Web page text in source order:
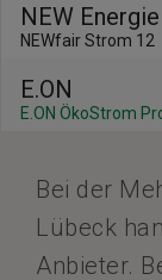
NEW Energie
NEWfair Strom 12
E.ON
E.ON ÖkoStrom
Bei der
Lübeck
Anbieter.